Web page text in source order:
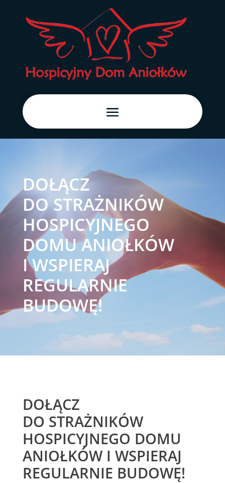
DOŁĄCZ
DO STRAŻNIKÓW
HOSPICYJNEGO
DOMU ANIOŁKÓW
I WSPIERAJ
REGULARNIE
BUDOWĘ!
DOŁĄCZ
DO STRAŻNIKÓW
HOSPICYJNEGO DOMU
ANIOŁKÓW I WSPIERAJ
REGULARNIE BUDOWĘ!